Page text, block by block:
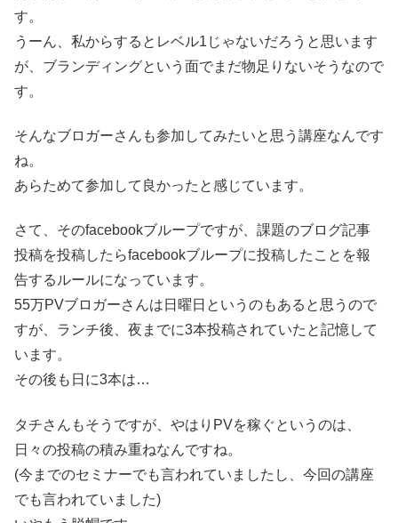
す。
うーん、私からするとレベル1じゃないだろうと思います
が、ブランディングという面でまだ物足りないそうなので
す。
そんなブロガーさんも参加してみたいと思う講座なんです
ね。
あらためて参加して良かったと感じています。
さて、そのfacebookブループですが、課題のブログ記事
投稿を投稿したらfacebookブループに投稿したことを報
告するルールになっています。
55万PVブロガーさんは日曜日というのもあると思うので
すが、ランチ後、夜までに3本投稿されていたと記憶して
います。
その後も日に3本は…
タチさんもそうですが、やはりPVを稼ぐというのは、
日々の投稿の積み重ねなんですね。
(今までのセミナーでも言われていましたし、今回の講座
でも言われていました)